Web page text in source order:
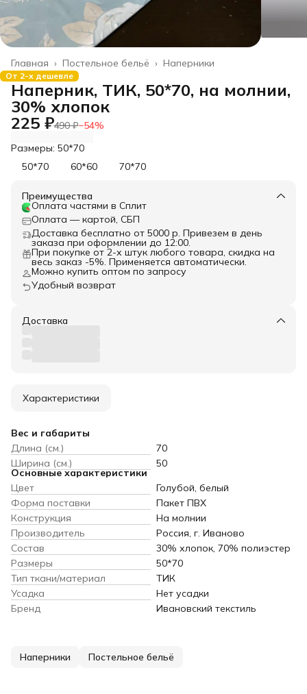
Наперники
Постельное бельё ›
Главная ›
От 2-х дешевле
Наперник, ТИК, 50*70, на молнии,
30% хлопок
225 ₽490 ₽−54%
Размеры: 50*70
50*70
60*60 70*70
Преимущества
Оплата частями в Сплит
Оплата — картой, СБП
Доставка бесплатно от 5000 р. Привезем в день
заказа при оформлении до 12:00.
При покупке от 2-х штук любого товара, скидка на
весь заказ -5%. Применяется автоматически.
Можно купить оптом по запросу
Удобный возврат
Доставка
Характеристики
Вес и габариты
Длина (см.)
70
Ширина (см.)
50
Основные характеристики
Цвет
Голубой, белый
Форма поставки
Пакет ПВХ
Конструкция
На молнии
Производитель
Россия, г. Иваново
Состав
30% хлопок, 70% полиэстер
Размеры
50*70
Тип ткани/материал
ТИК
Усадка
Нет усадки
Бренд
Ивановский текстиль
Наперники Постельное бельё